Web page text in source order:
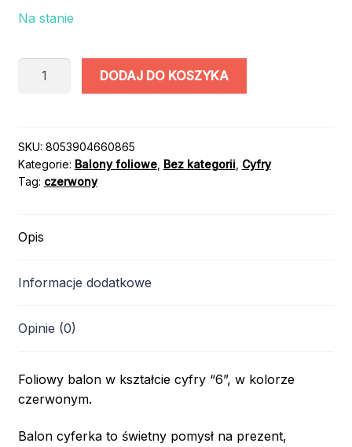
Na stanie
ilość
100cm
/
kolor:
DODAJ DO KOSZYKA
SKU: 8053904660865
Kategorie: Balony foliowe, Bez kategorii, Cyfry
Tag: czerwony
Opis
Informacje dodatkowe
Opinie (0)
Foliowy balon w kształcie cyfry “6”, w kolorze
czerwonym.
Balon cyferka to świetny pomysł na prezent,